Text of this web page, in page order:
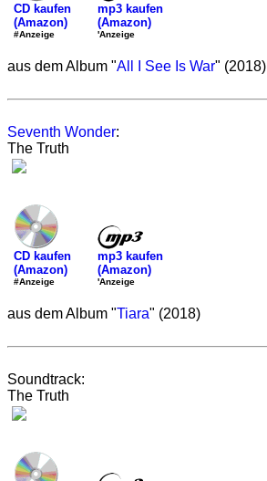
CD kaufen
(Amazon)
#Anzeige
mp3 kaufen
(Amazon)
'Anzeige
aus dem Album "All I See Is War" (2018)
Seventh Wonder:
The Truth
CD kaufen
(Amazon)
#Anzeige
mp3 kaufen
(Amazon)
'Anzeige
aus dem Album "Tiara" (2018)
Soundtrack:
The Truth